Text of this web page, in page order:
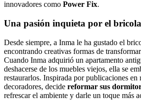
innovadores como Power Fix.
Una pasión inquieta por el
Desde siempre, a Inma le ha gustado el
encontrando creativas formas de
Cuando Inma adquirió un apartamento
deshacerse de los muebles viejos, ella se
restaurarlos. Inspirada por publicaciones en
decoradores, decide reformar sus
refrescar el ambiente y darle un toque más